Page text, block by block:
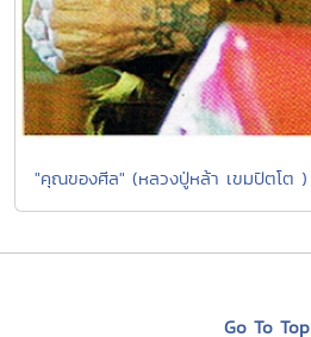
"คุณของศีล" (หลวงปู่หล้า เขมปัตโต )
Go To Top